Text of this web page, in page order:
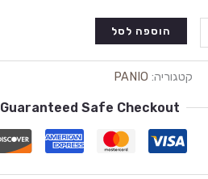
הוספה לסל
קטגוריה: PANIO
Guaranteed Safe Checkout